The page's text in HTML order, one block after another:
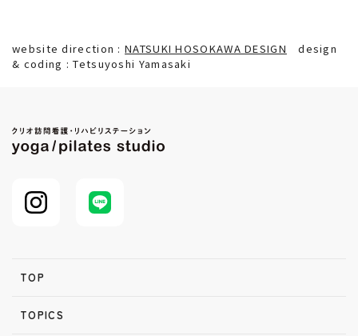
website direction :NATSUKI HOSOKAWA DESIGN
design
& coding : Tetsuyoshi Yamasaki
TOP
TOPICS